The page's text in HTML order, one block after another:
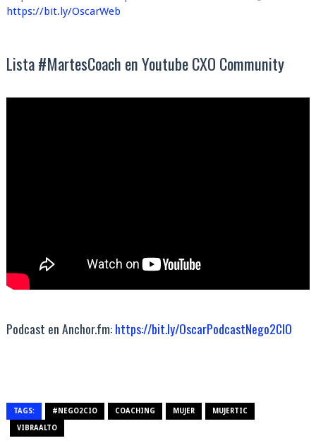
https://bit.ly/OscarWeb
Lista #MartesCoach en Youtube CXO Community
Podcast en Anchor.fm:https://bit.ly/OscarPodcastNego2CIO
TAGS: #NEGO2CIO COACHING MUJER MUJERTIC
VIBRAALTO